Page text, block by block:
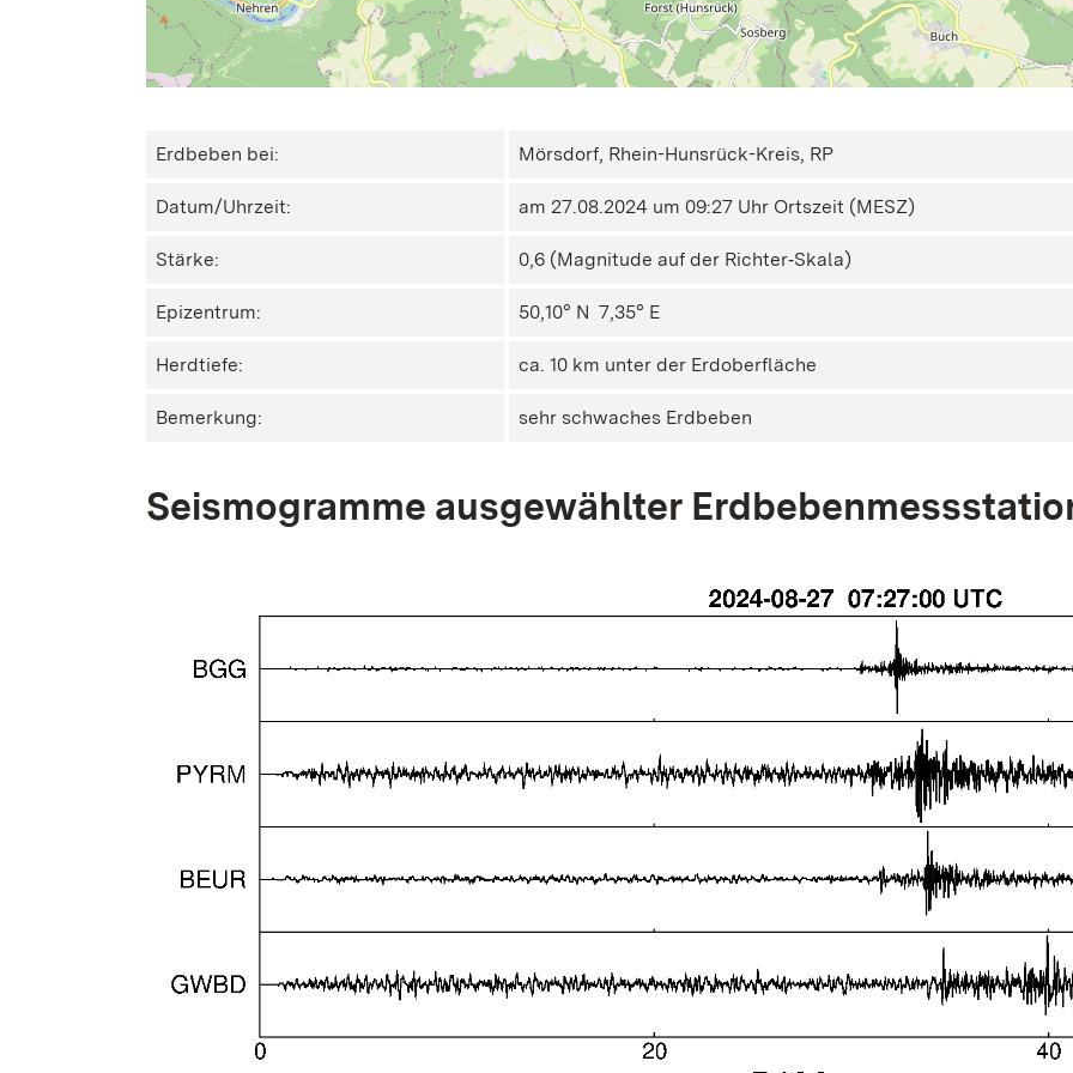
Erdbeben bei: Mörsdorf, Rhein-Hunsrück-Kreis, RP
Datum/Uhrzeit: am 27.08.2024 um 09:27 Uhr Ortszeit (MESZ)
Stärke: 0,6 (Magnitude auf der Richter‑Skala)
Epizentrum: 50,10° N ㅤ 7,35° E
Herdtiefe: ca. 10 km unter der Erdoberfläche
Bemerkung: sehr schwaches Erdbeben
Seismogramme ausgewählter